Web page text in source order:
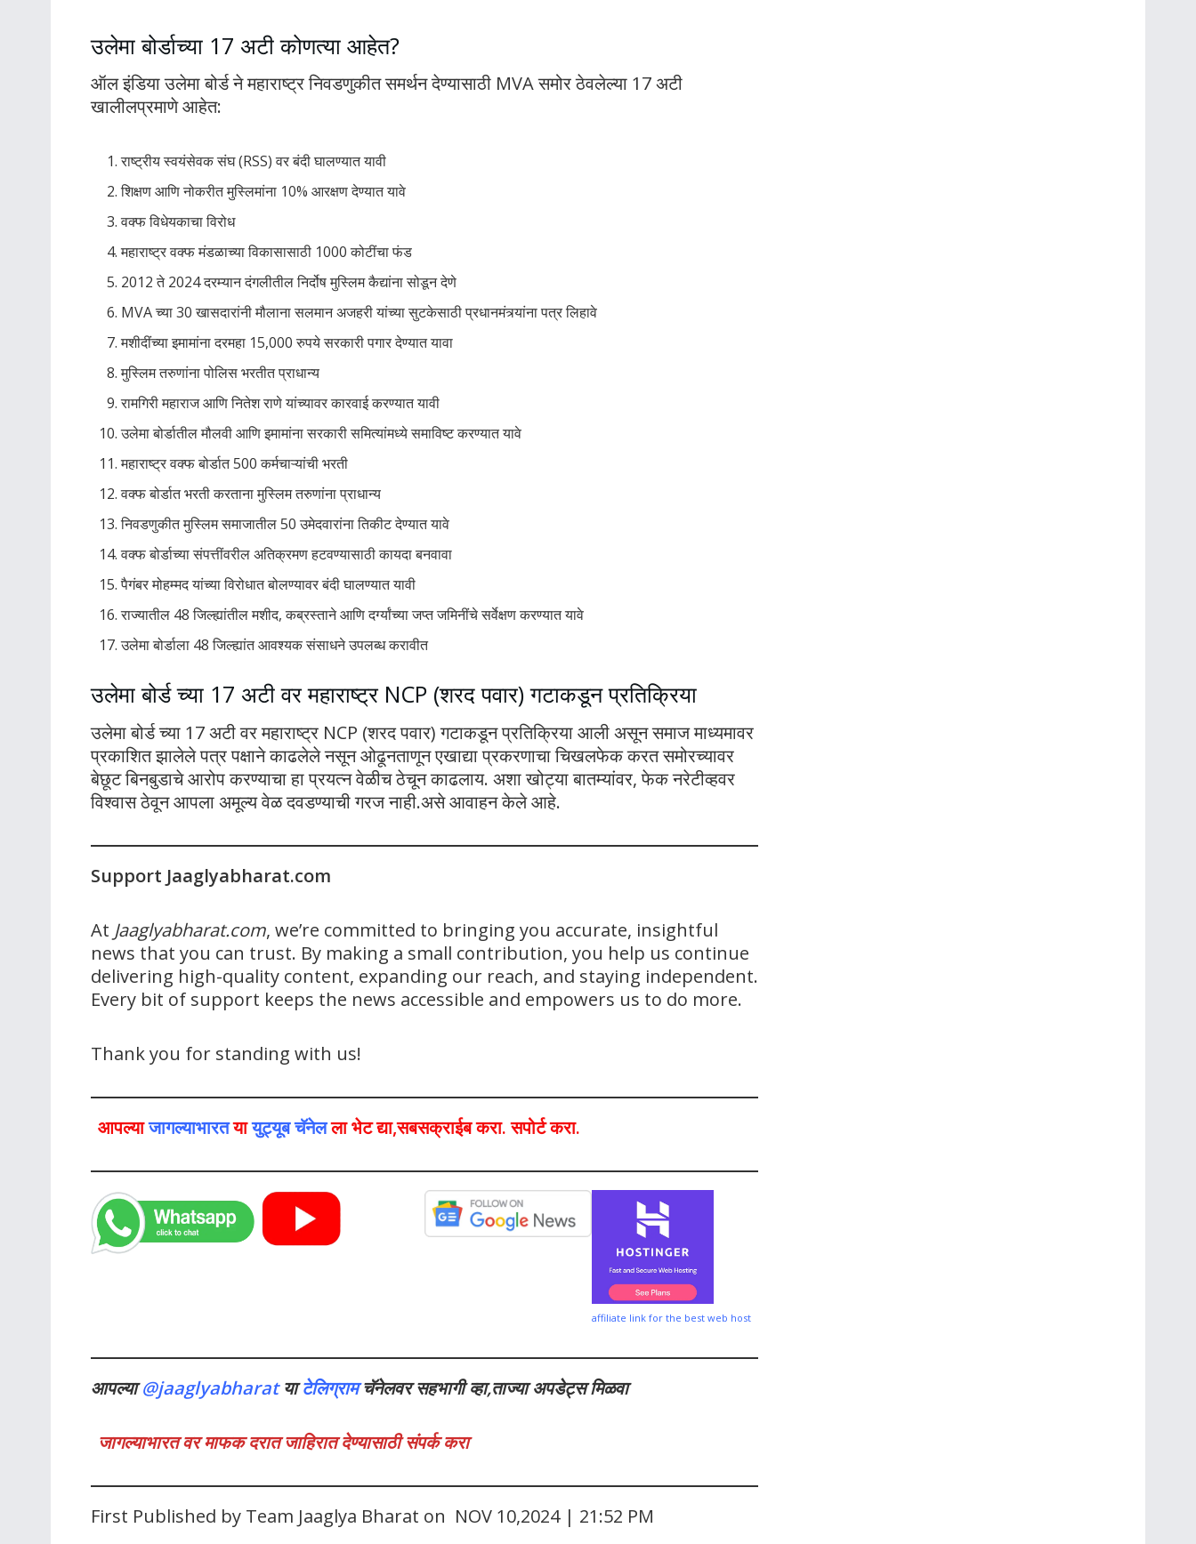
उलेमा बोर्डाच्या 17 अटी कोणत्या आहेत?
ऑल इंडिया उलेमा बोर्ड ने महाराष्ट्र निवडणुकीत समर्थन देण्यासाठी MVA समोर ठेवलेल्या 17 अटी
खालीलप्रमाणे आहेत:
राष्ट्रीय स्वयंसेवक संघ (RSS) वर बंदी घालण्यात यावी
शिक्षण आणि नोकरीत मुस्लिमांना 10% आरक्षण देण्यात यावे
वक्फ विधेयकाचा विरोध
महाराष्ट्र वक्फ मंडळाच्या विकासासाठी 1000 कोटींचा फंड
2012 ते 2024 दरम्यान दंगलीतील निर्दोष मुस्लिम कैद्यांना सोडून देणे
MVA च्या 30 खासदारांनी मौलाना सलमान अजहरी यांच्या सुटकेसाठी प्रधानमंत्र्यांना पत्र लिहावे
मशीदींच्या इमामांना दरमहा 15,000 रुपये सरकारी पगार देण्यात यावा
मुस्लिम तरुणांना पोलिस भरतीत प्राधान्य
रामगिरी महाराज आणि नितेश राणे यांच्यावर कारवाई करण्यात यावी
उलेमा बोर्डातील मौलवी आणि इमामांना सरकारी समित्यांमध्ये समाविष्ट करण्यात यावे
महाराष्ट्र वक्फ बोर्डात 500 कर्मचाऱ्यांची भरती
वक्फ बोर्डात भरती करताना मुस्लिम तरुणांना प्राधान्य
निवडणुकीत मुस्लिम समाजातील 50 उमेदवारांना तिकीट देण्यात यावे
वक्फ बोर्डाच्या संपत्तींवरील अतिक्रमण हटवण्यासाठी कायदा बनवावा
पैगंबर मोहम्मद यांच्या विरोधात बोलण्यावर बंदी घालण्यात यावी
राज्यातील 48 जिल्ह्यांतील मशीद, कब्रस्ताने आणि दर्ग्यांच्या जप्त जमिनींचे सर्वेक्षण करण्यात यावे
उलेमा बोर्डाला 48 जिल्ह्यांत आवश्यक संसाधने उपलब्ध करावीत
उलेमा बोर्ड च्या 17 अटी वर महाराष्ट्र NCP (शरद पवार) गटाकडून प्रतिक्रिया
उलेमा बोर्ड च्या 17 अटी वर महाराष्ट्र NCP (शरद पवार) गटाकडून प्रतिक्रिया आली असून समाज माध्यमावर
प्रकाशित झालेले पत्र पक्षाने काढलेले नसून ओढूनताणून एखाद्या प्रकरणाचा चिखलफेक करत समोरच्यावर
बेछूट बिनबुडाचे आरोप करण्याचा हा प्रयत्न वेळीच ठेचून काढलाय. अशा खोट्या बातम्यांवर, फेक नरेटीव्हवर
विश्वास ठेवून आपला अमूल्य वेळ दवडण्याची गरज नाही.असे आवाहन केले आहे.
Support Jaaglyabharat.com
At Jaaglyabharat.com, we’re committed to bringing you accurate, insightful
news that you can trust. By making a small contribution, you help us continue
delivering high-quality content, expanding our reach, and staying independent.
Every bit of support keeps the news accessible and empowers us to do more.
Thank you for standing with us!
आपल्याजागल्याभारतयायुट्यूब चॅनेलला भेट द्या,सबसक्राईब करा. सपोर्ट करा.
affiliate link for the best web host
आपल्या@jaaglyabharatयाटेलिग्रामचॅनेलवर सहभागी व्हा,ताज्या अपडेट्स मिळवा
जागल्याभारत वर माफक दरात जाहिरात देण्यासाठी संपर्क करा
First Published by Team Jaaglya Bharat on NOV 10,2024 | 21:52 PM